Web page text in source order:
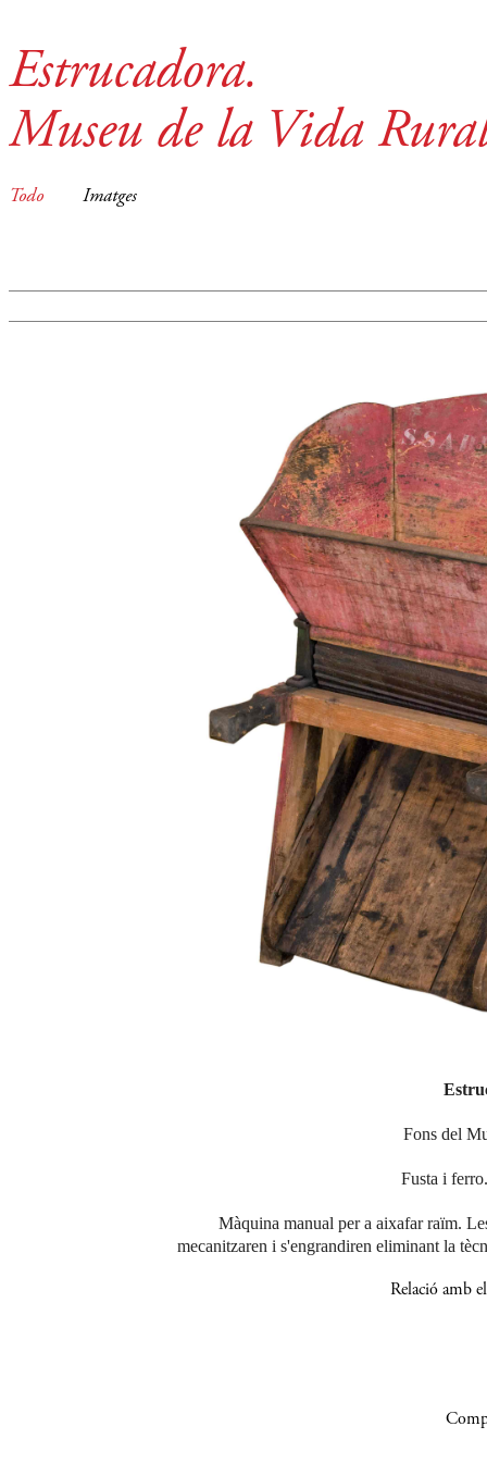
Estrucadora.
Museu de la Vida
Todo Imatges
Fons del
Fusta i
Màquina manual per a aixafar raïm.
mecanitzaren i s'engrandiren eliminant la
Relació amb